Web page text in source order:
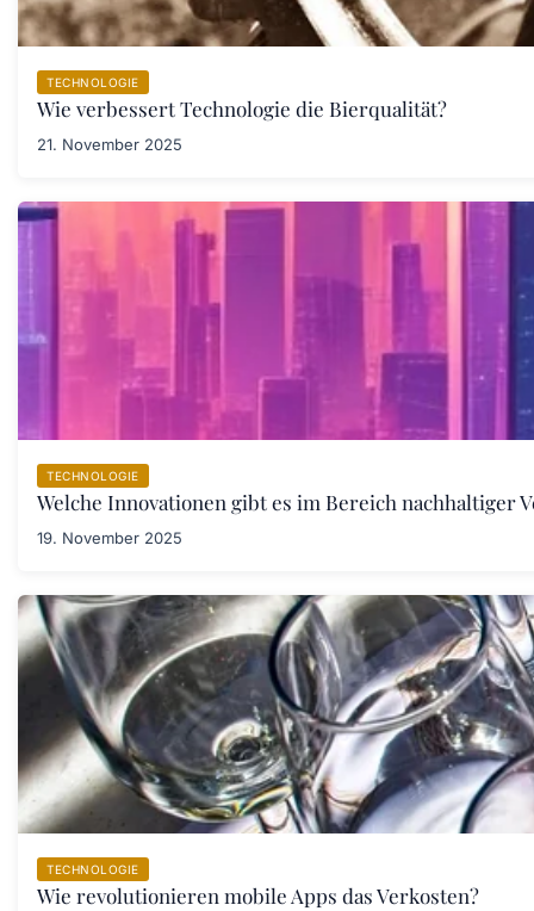
TECHNOLOGIE
Wie verbessert Technologie die Bierqualität?
21. November 2025
TECHNOLOGIE
Welche Innovationen gibt es im Bereich nachhaltiger
19. November 2025
TECHNOLOGIE
Wie revolutionieren mobile Apps das Verkosten?